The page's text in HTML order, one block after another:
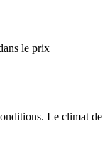
le prix
Le climat de